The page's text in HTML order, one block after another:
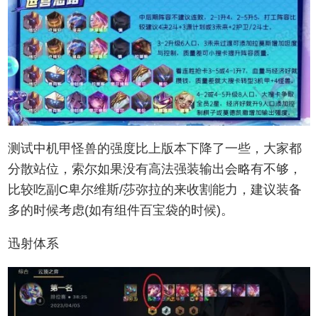
测试中机甲怪兽的强度比上版本下降了一些，大家都
分散站位，索尔如果没有高法强装输出会略有不够，
比较吃副C卑尔维斯/莎弥拉的来收割能力，建议装备
多的时候考虑(如有组件百宝袋的时候)。
迅射体系